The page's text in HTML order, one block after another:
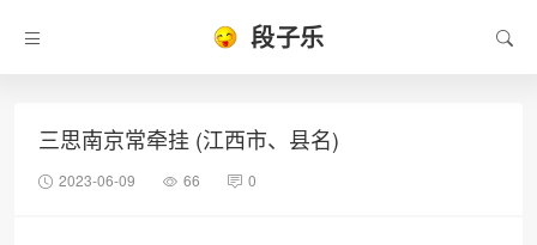
段子乐
三思南京常牵挂 (江西市、县名)
2023-06-09 66 0